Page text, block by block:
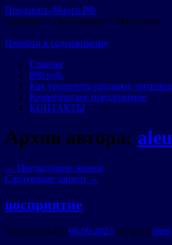
Продавать-Много.РФ
Продажи + Переговоры + Маркетинг
Перейти к содержимому
Главная
800 руб.
Как увеличить продажи,
Коммерческое предложение
КОНТАКТЫ
Архив автора:
← Предыдущие записи
Следующие записи →
восприятие
Опубликовано 06.09.2023 автором aleut